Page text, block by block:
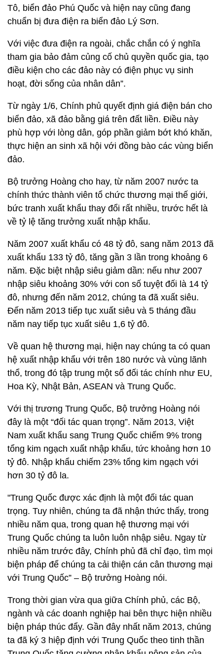
Tô, biển đảo Phú Quốc và hiện nay cũng đang
chuẩn bị đưa điện ra biển đảo Lý Sơn.
Với việc đưa điện ra ngoài, chắc chắn có ý nghĩa
tham gia bảo đảm củng cố chủ quyền quốc gia, tạo
điều kiện cho các đảo này có điện phục vụ sinh
hoạt, đời sống của nhân dân”.
Từ ngày 1/6, Chính phủ quyết định giá điện bán cho
biển đảo, xã đảo bằng giá trên đất liền. Điều này
phù hợp với lòng dân, góp phần giảm bớt khó khăn,
thực hiện an sinh xã hội với đồng bào các vùng biển
đảo.
Bộ trưởng Hoàng cho hay, từ năm 2007 nước ta
chính thức thành viên tổ chức thương mại thế giới,
bức tranh xuất khẩu thay đổi rất nhiều, trước hết là
về tỷ lệ tăng trưởng xuất nhập khẩu.
Năm 2007 xuất khẩu có 48 tỷ đô, sang năm 2013 đã
xuất khẩu 133 tỷ đô, tăng gần 3 lần trong khoảng 6
năm. Đặc biệt nhập siêu giảm dần: nếu như 2007
nhập siêu khoảng 30% với con số tuyệt đối là 14 tỷ
đô, nhưng đến năm 2012, chúng ta đã xuất siêu.
Đến năm 2013 tiếp tục xuất siêu và 5 tháng đầu
năm nay tiếp tục xuất siêu 1,6 tỷ đô.
Về quan hệ thương mại, hiện nay chúng ta có quan
hệ xuất nhập khẩu với trên 180 nước và vùng lãnh
thổ, trong đó tập trung một số đối tác chính như EU,
Hoa Kỳ, Nhật Bản, ASEAN và Trung Quốc.
Với thị trương Trung Quốc, Bộ trưởng Hoàng nói
đây là một “đối tác quan trọng”. Năm 2013, Việt
Nam xuất khẩu sang Trung Quốc chiếm 9% trong
tổng kim ngạch xuất nhập khẩu, tức khoảng hơn 10
tỷ đô. Nhập khẩu chiếm 23% tổng kim ngạch với
hơn 30 tỷ đô la.
"Trung Quốc được xác định là một đối tác quan
trọng. Tuy nhiên, chúng ta đã nhận thức thấy, trong
nhiều năm qua, trong quan hệ thương mại với
Trung Quốc chúng ta luôn luôn nhập siêu. Ngay từ
nhiều năm trước đây, Chính phủ đã chỉ đạo, tìm mọi
biện pháp để chúng ta cải thiện cán cân thương mại
với Trung Quốc” – Bộ trưởng Hoàng nói.
Trong thời gian vừa qua giữa Chính phủ, các Bộ,
ngành và các doanh nghiệp hai bên thực hiện nhiều
biện pháp thúc đẩy. Gần đây nhất năm 2013, chúng
ta đã ký 3 hiệp định với Trung Quốc theo tinh thần